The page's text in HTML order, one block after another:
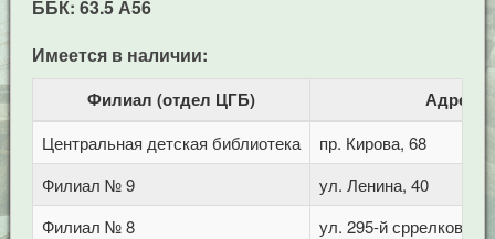
ББК: 63.5 А56
Имеется в наличии:
Филиал (отдел ЦГБ) Адрес
Центральная детская библиотека
пр. Кирова, 68
Филиал № 9
ул. Ленина, 40
Филиал № 8
ул. 295-й сррелковой